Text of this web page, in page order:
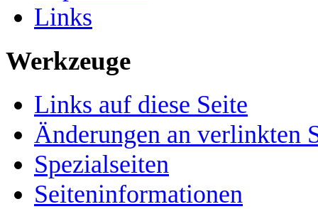
Links
Werkzeuge
Links auf diese Seite
Änderungen an verlinkten
Spezialseiten
Seiten­­informationen